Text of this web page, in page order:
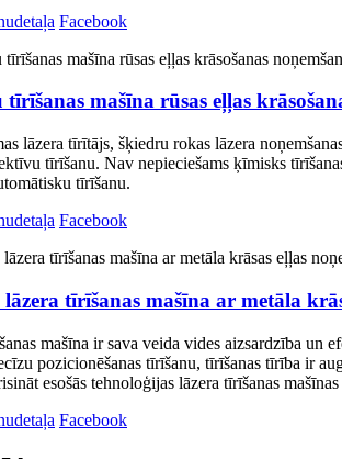
detaļa Facebook
mašīna rūsas eļļas
lāzera tīrītājs, šķiedru rokas lāzera
tīrīšanu. Nav nepieciešams ķīmisks
tīrīšanu.
detaļa Facebook
tīrīšanas mašīna ar metāla
mašīna ir sava veida vides aizsardzība un
pozicionēšanas tīrīšanu, tīrīšanas tīrība ir
esošās tehnoloģijas lāzera tīrīšanas
detaļa Facebook